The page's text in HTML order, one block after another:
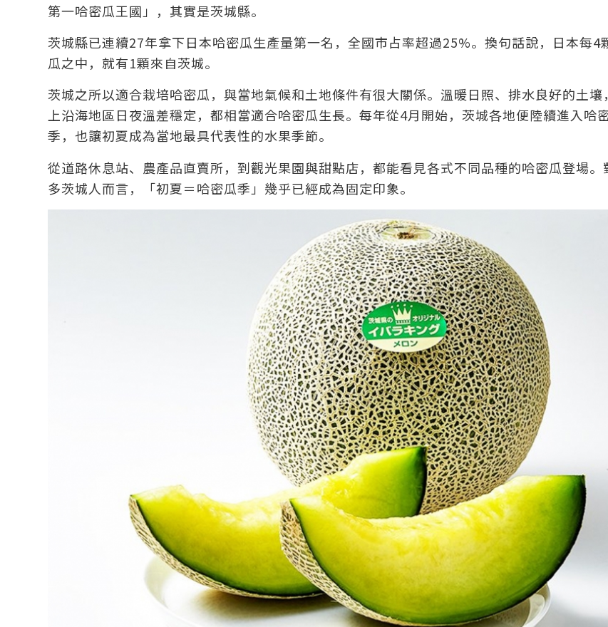
第一哈密瓜王國」，其實是茨城縣。
茨城縣已連續27年拿下日本哈密瓜生產量第一名，全國市占率超過25%。換句話說，日本每4
瓜之中，就有1顆來自茨城。
茨城之所以適合栽培哈密瓜，與當地氣候和土地條件有很大關係。溫暖日照、排水良好的土壤
上沿海地區日夜溫差穩定，都相當適合哈密瓜生長。每年從4月開始，茨城各地便陸續進入哈
季，也讓初夏成為當地最具代表性的水果季節。
從道路休息站、農產品直賣所，到觀光果園與甜點店，都能看見各式不同品種的哈密瓜登場。
多茨城人而言，「初夏＝哈密瓜季」幾乎已經成為固定印象。